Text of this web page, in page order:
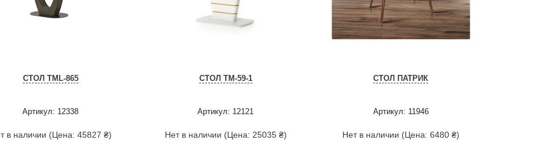
СТОЛ TML-865
Артикул: 12338
в наличии (Цена: 45827 ₴)
СТОЛ TM-59-1
Артикул: 12121
Нет в наличии (Цена: 25035 ₴)
СТОЛ ПАТРИК
Артикул: 11946
Нет в наличии (Цена: 6480 ₴)